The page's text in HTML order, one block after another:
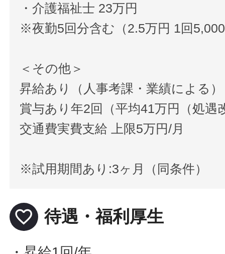
・介護福祉士 23万円
※夜勤5回分含む（2.5万円 1回
＜その他＞
昇給あり（人事考課・業績による）
賞与あり年2回（平均41万円（処遇
交通費実費支給 上限5万円/月
※試用期間あり:3ヶ月（同条件）
favorite_border 待遇・福利厚生